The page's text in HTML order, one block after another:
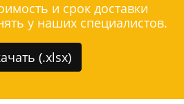
и срок доставки
у наших специалистов.
(.xlsx)